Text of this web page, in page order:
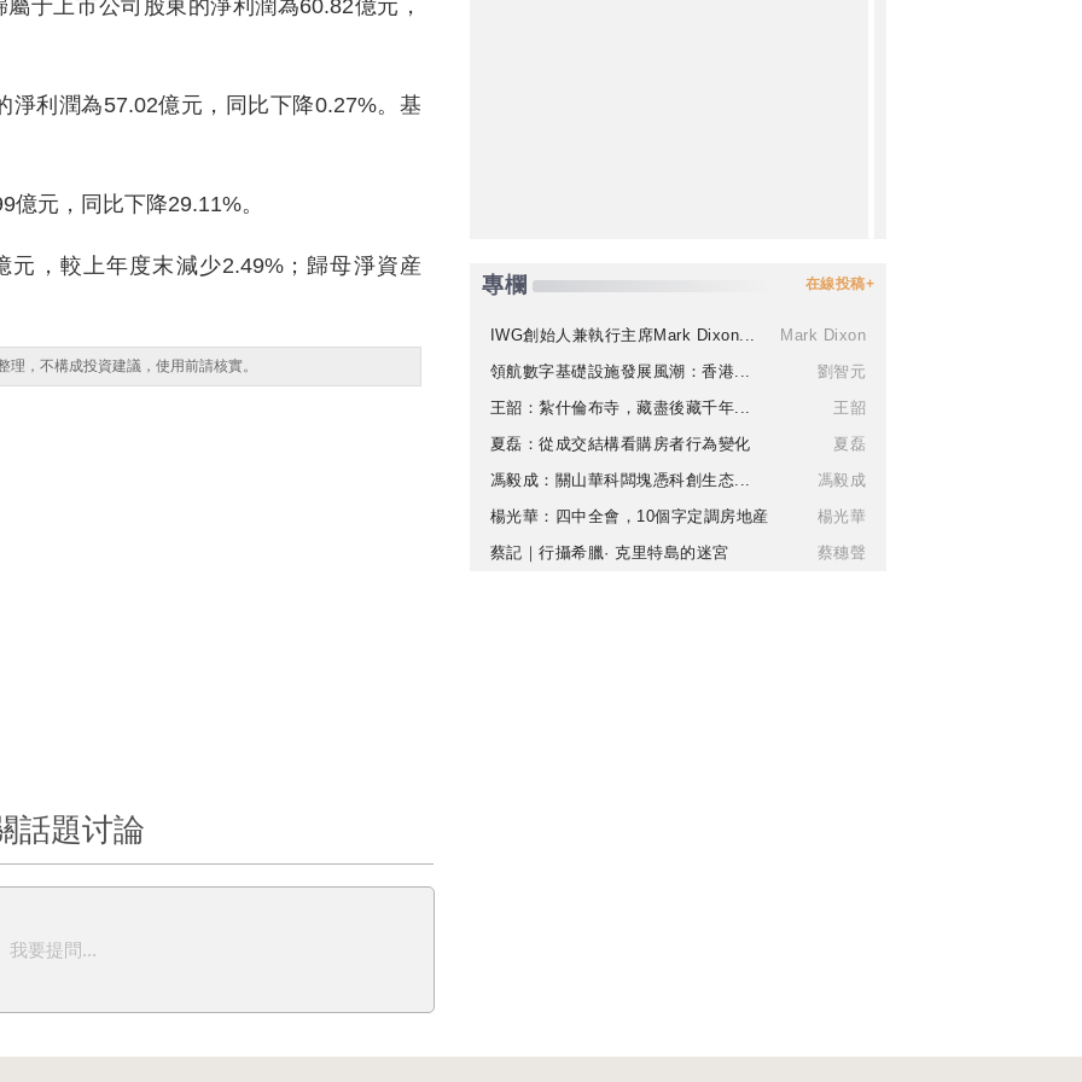
于上市公司股東的淨利潤為60.82億元，
淨利潤為57.02億元，同比下降0.27%。基
元，同比下降29.11%。
元，較上年度末減少2.49%；歸母淨資産
，不構成投資建議，使用前請核實。
話題讨論
我要提問...
專欄 在線投稿+
IWG創始人兼執行主席Mark Dixon...
Mark Dixon
領航數字基礎設施發展風潮：香港...
劉智元
王韶：紮什倫布寺，藏盡後藏千年...
王韶
夏磊：從成交結構看購房者行為變化
夏磊
馮毅成：關山華科闆塊憑科創生态...
馮毅成
楊光華：四中全會，10個字定調房地産
楊光華
蔡記｜行攝希臘· 克里特島的迷宮
蔡穗聲